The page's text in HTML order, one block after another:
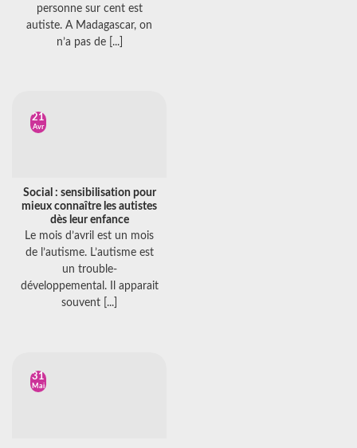
personne sur cent est
autiste. A Madagascar, on
n’a pas de [...]
Social : sensibilisation pour
mieux connaître les autistes
dès leur enfance
Le mois d’avril est un mois
de l’autisme. L’autisme est
un trouble-
développemental. Il apparait
souvent [...]
21
Avr
31
Mai